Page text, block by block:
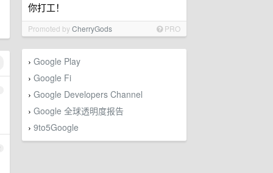
你打工！
Promoted byCherryGods PRO
› Google Play
› Google Fi
› Google Developers Channel
› Google 全球透明度报告
› 9to5Google